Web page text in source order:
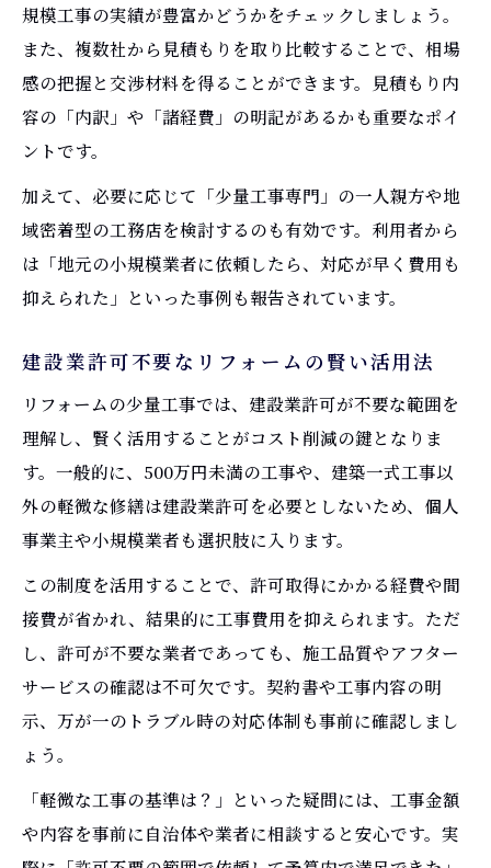
リフォームにおける補助金対象工事の見極
め方
手軽に理想を実現する少量工事の活用術
リフォームの少量工事で住環境を手軽に改
少量リフォームの効果を高めるアイデアと
工夫
負担を抑えて理想を叶えるリフォーム活用
法
少量工事で日常生活を快適にするリフォー
手間が少なく費用対効果の高いリフォーム
術
費用対効果を高める小規模リフォームの秘訣
リフォームの費用対効果を上げる小規模工
小規模リフォームで満足度を高めるポイン
知って得する小規模リフォームの賢い進め
方
少量工事で理想の住まいを効率的に実現す
るコツ
規模工事の実績が豊富かどうかをチェックしましょう。
また、複数社から見積もりを取り比較することで、相場
感の把握と交渉材料を得ることができます。見積もり内
容の「内訳」や「諸経費」の明記があるかも重要なポイ
ントです。
加えて、必要に応じて「少量工事専門」の一人親方や地
域密着型の工務店を検討するのも有効です。利用者から
は「地元の小規模業者に依頼したら、対応が早く費用も
抑えられた」といった事例も報告されています。
建設業許可不要なリフォームの賢い活用法
リフォームの少量工事では、建設業許可が不要な範囲を
理解し、賢く活用することがコスト削減の鍵となりま
す。一般的に、500万円未満の工事や、建築一式工事以
外の軽微な修繕は建設業許可を必要としないため、個人
事業主や小規模業者も選択肢に入ります。
この制度を活用することで、許可取得にかかる経費や間
接費が省かれ、結果的に工事費用を抑えられます。ただ
し、許可が不要な業者であっても、施工品質やアフター
サービスの確認は不可欠です。契約書や工事内容の明
示、万が一のトラブル時の対応体制も事前に確認しまし
ょう。
「軽微な工事の基準は？」といった疑問には、工事金額
や内容を事前に自治体や業者に相談すると安心です。実